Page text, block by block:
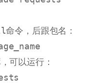
命令，后跟包名：
可以运行：